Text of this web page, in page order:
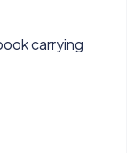
carrying